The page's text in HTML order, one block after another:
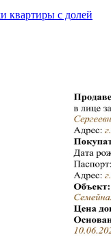
квартиры с долей